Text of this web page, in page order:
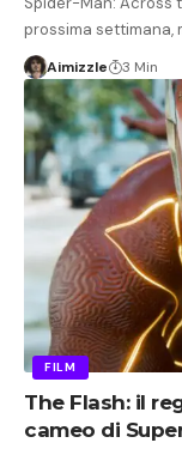
prossima settimana,
Aimizzle 3 Min
FILM
The Flash: il
cameo di